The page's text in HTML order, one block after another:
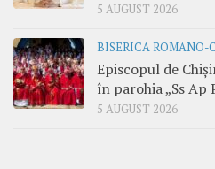
5 AUGUST 2026
BISERICA ROMANO-
Episcopul de
în parohia „Ss Ap
5 AUGUST 2026